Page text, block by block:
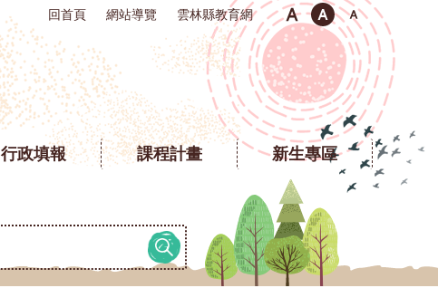
回首頁 網站導覽 雲林縣教育網
行政填報 課程計畫 新生專區